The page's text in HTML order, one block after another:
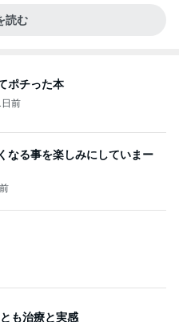
読む
ポチった本
日前
なる事を楽しみにしていまー